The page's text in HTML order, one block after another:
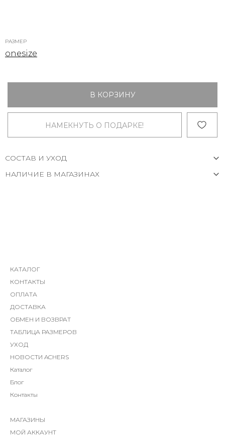
РАЗМЕР
onesize
В КОРЗИНУ
НАМЕКНУТЬ О ПОДАРКЕ!
СОСТАВ И УХОД
НАЛИЧИЕ В МАГАЗИНАХ
КАТАЛОГ
КОНТАКТЫ
ОПЛАТА
ДОСТАВКА
ОБМЕН И ВОЗВРАТ
ТАБЛИЦА РАЗМЕРОВ
УХОД
НОВОСТИ ACHERS
Каталог
Блог
Контакты
МАГАЗИНЫ
МОЙ АККАУНТ